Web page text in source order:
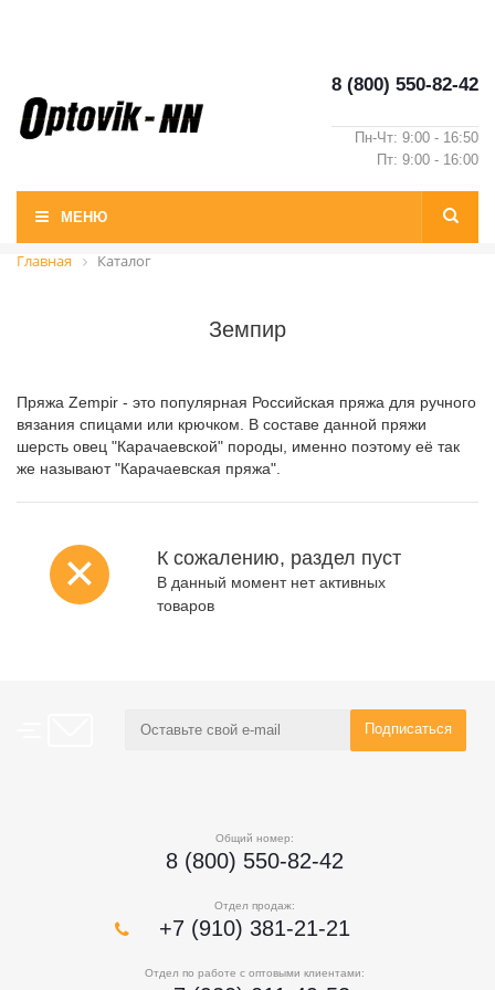
8 (800) 550-82-42
Пн-Чт: 9:00 - 16:50
Пт: 9:00 - 16:00
МЕНЮ
Главная Каталог
Земпир
Пряжа Zempir - это популярная Российская пряжа для ручного
вязания спицами или крючком. В составе данной пряжи
шерсть овец "Карачаевской" породы, именно поэтому её так
же называют "Карачаевская пряжа".
К сожалению, раздел пуст
В данный момент нет активных
товаров
Общий номер:
8 (800) 550-82-42
Отдел продаж:
+7 (910) 381-21-21
Отдел по работе с оптовыми клиентами: